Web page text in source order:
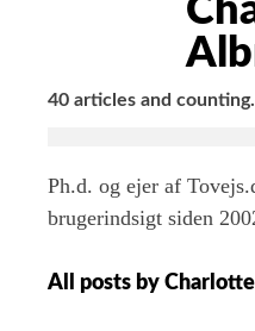
40 articles and counting.
Ph.d. og ejer af
brugerindsigt siden
All posts by